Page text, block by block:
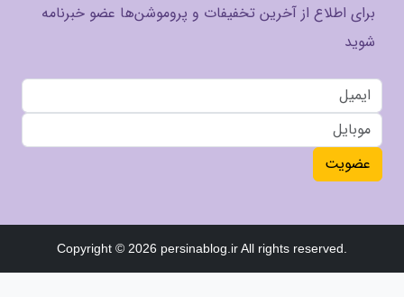
برای اطلاع از آخرین تخفیفات و پروموشن‌ها عضو خبرنامه
شوید
عضویت
Copyright © 2026 persinablog.ir All rights reserved.